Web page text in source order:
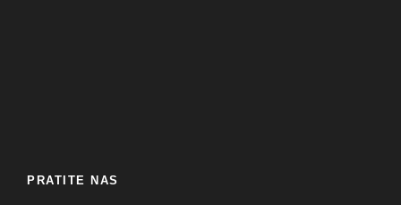
PRATITE NAS